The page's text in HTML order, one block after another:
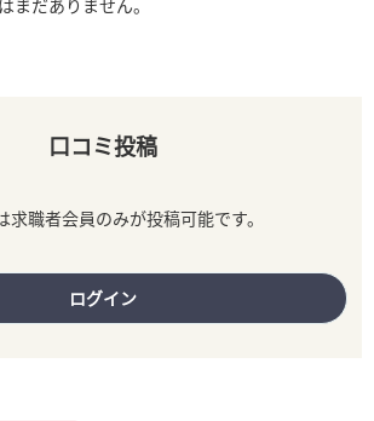
まだありません。
口コミ投稿
求職者会員のみが投稿可能です。
ログイン